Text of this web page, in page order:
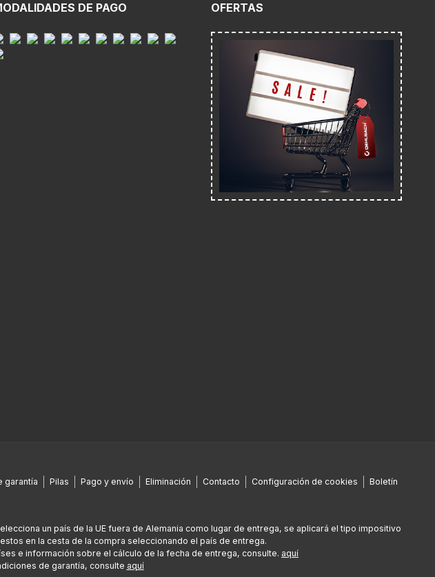
DE PAGO OFERTAS
garantía Pilas Pago y envío Eliminación Contacto Configuración de cookies
Boletín
un país de la UE fuera de Alemania como lugar de entrega, se aplicará el tipo impositivo
en la cesta de la compra seleccionando el país de entrega.
e información sobre el cálculo de la fecha de entrega, consulte. aquí
de garantía, consulte aquí